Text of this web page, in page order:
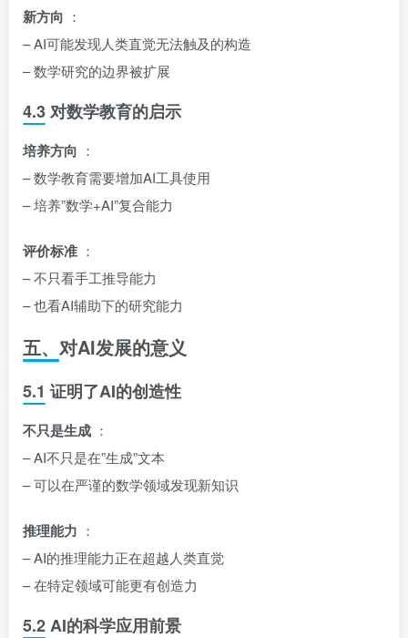
新方向 ：
– AI可能发现人类直觉无法触及的构造
– 数学研究的边界被扩展
4.3 对数学教育的启示
培养方向 ：
– 数学教育需要增加AI工具使用
– 培养”数学+AI”复合能力
评价标准 ：
– 不只看手工推导能力
– 也看AI辅助下的研究能力
五、对AI发展的意义
5.1 证明了AI的创造性
不只是生成 ：
– AI不只是在”生成”文本
– 可以在严谨的数学领域发现新知识
推理能力 ：
– AI的推理能力正在超越人类直觉
– 在特定领域可能更有创造力
5.2 AI的科学应用前景